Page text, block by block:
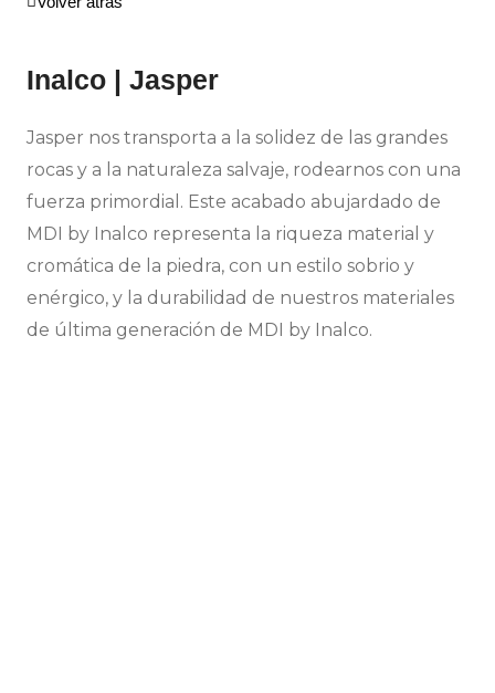
Inalco | Jasper
Jasper nos transporta a la solidez de las grandes
rocas y a la naturaleza salvaje, rodearnos con una
fuerza primordial. Este acabado abujardado de
MDI by Inalco representa la riqueza material y
cromática de la piedra, con un estilo sobrio y
enérgico, y la durabilidad de nuestros materiales
de última generación de MDI by Inalco.